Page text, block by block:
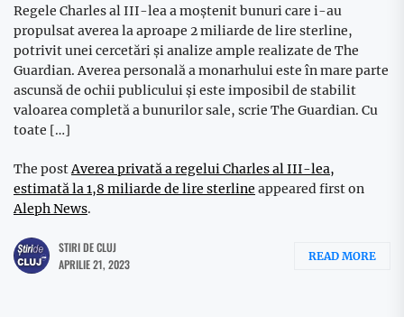
Regele Charles al III-lea a moștenit bunuri care i-au
propulsat averea la aproape 2 miliarde de lire sterline,
potrivit unei cercetări și analize ample realizate de The
Guardian. Averea personală a monarhului este în mare parte
ascunsă de ochii publicului și este imposibil de stabilit
valoarea completă a bunurilor sale, scrie The Guardian. Cu
toate […]
The postAverea privată a regelui Charles al III-lea,
estimată la 1,8 miliarde de lire sterline appeared first on
Aleph News.
STIRI DE CLUJ
APRILIE 21, 2023
READ MORE